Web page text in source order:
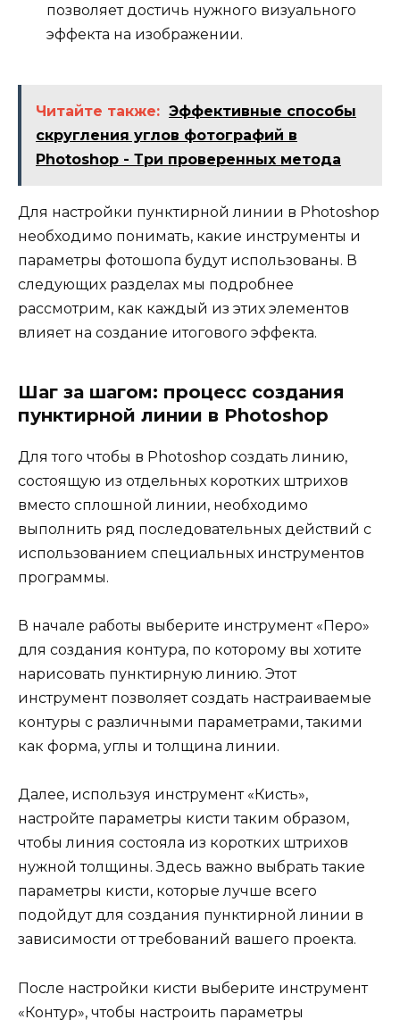
позволяет достичь нужного визуального
эффекта на изображении.
Читайте также: Эффективные способы
скругления углов фотографий в
Photoshop - Три проверенных метода
Для настройки пунктирной линии в Photoshop
необходимо понимать, какие инструменты и
параметры фотошопа будут использованы. В
следующих разделах мы подробнее
рассмотрим, как каждый из этих элементов
влияет на создание итогового эффекта.
Шаг за шагом: процесс создания
пунктирной линии в Photoshop
Для того чтобы в Photoshop создать линию,
состоящую из отдельных коротких штрихов
вместо сплошной линии, необходимо
выполнить ряд последовательных действий с
использованием специальных инструментов
программы.
В начале работы выберите инструмент «Перо»
для создания контура, по которому вы хотите
нарисовать пунктирную линию. Этот
инструмент позволяет создать настраиваемые
контуры с различными параметрами, такими
как форма, углы и толщина линии.
Далее, используя инструмент «Кисть»,
настройте параметры кисти таким образом,
чтобы линия состояла из коротких штрихов
нужной толщины. Здесь важно выбрать такие
параметры кисти, которые лучше всего
подойдут для создания пунктирной линии в
зависимости от требований вашего проекта.
После настройки кисти выберите инструмент
«Контур», чтобы настроить параметры